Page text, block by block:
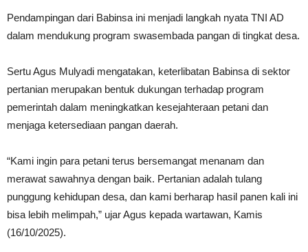
Pendampingan dari Babinsa ini menjadi langkah nyata TNI AD
dalam mendukung program swasembada pangan di tingkat desa.
Sertu Agus Mulyadi mengatakan, keterlibatan Babinsa di sektor
pertanian merupakan bentuk dukungan terhadap program
pemerintah dalam meningkatkan kesejahteraan petani dan
menjaga ketersediaan pangan daerah.
“Kami ingin para petani terus bersemangat menanam dan
merawat sawahnya dengan baik. Pertanian adalah tulang
punggung kehidupan desa, dan kami berharap hasil panen kali ini
bisa lebih melimpah,” ujar Agus kepada wartawan, Kamis
(16/10/2025).